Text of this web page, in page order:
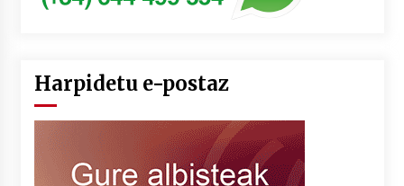
Harpidetu e-postaz